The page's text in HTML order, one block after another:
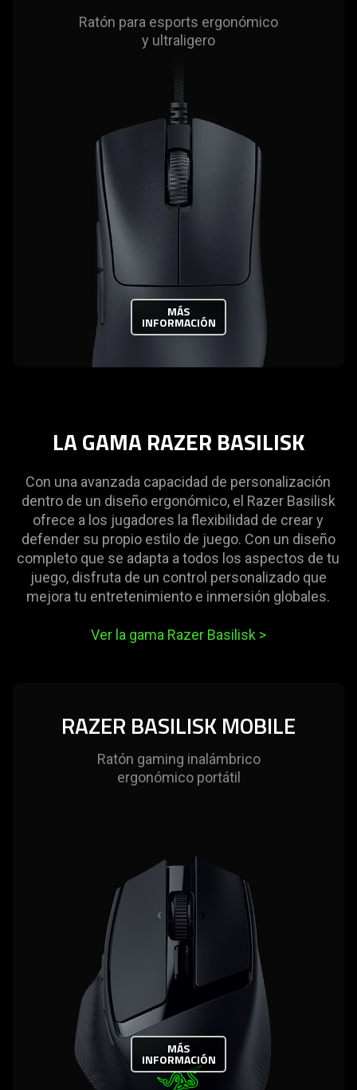
Ratón para esports ergonómico
y ultraligero
MÁS
INFORMACIÓN
LA GAMA RAZER BASILISK
Con una avanzada capacidad de personalización
dentro de un diseño ergonómico, el Razer Basilisk
ofrece a los jugadores la flexibilidad de crear y
defender su propio estilo de juego. Con un diseño
completo que se adapta a todos los aspectos de tu
juego, disfruta de un control personalizado que
mejora tu entretenimiento e inmersión globales.
Ver la gama Razer Basilisk >
RAZER BASILISK MOBILE
Ratón gaming inalámbrico
ergonómico portátil
MÁS
INFORMACIÓN